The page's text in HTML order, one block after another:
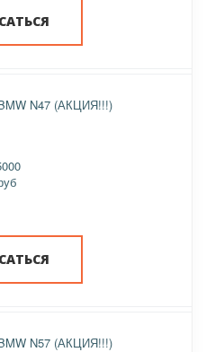
N47 (АКЦИЯ!!!)
N57 (АКЦИЯ!!!)